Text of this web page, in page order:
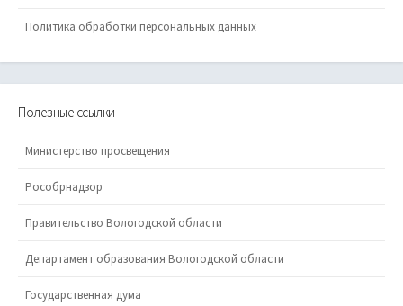
Политика обработки персональных данных
Полезные ссылки
Министерство просвещения
Рособрнадзор
Правительство Вологодской области
Департамент образования Вологодской области
Государственная дума